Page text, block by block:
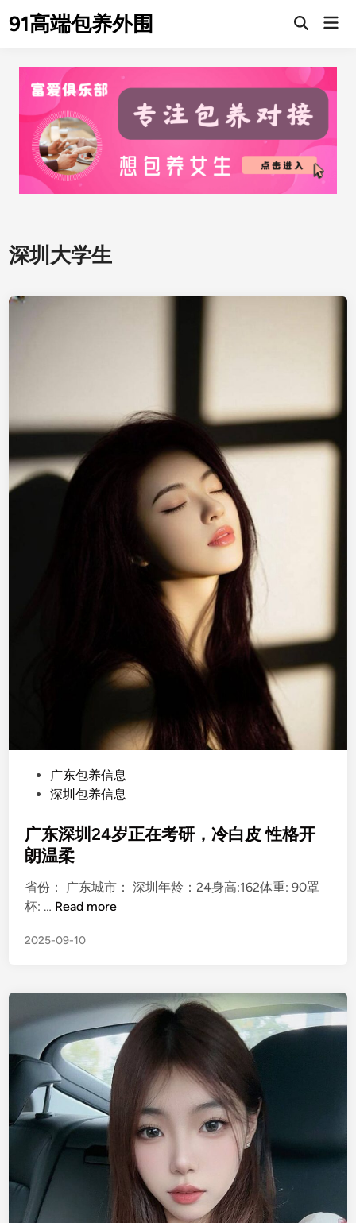
to91高端包养外围
深圳大学生
t
e
i
n
广东包养信息
深圳包养信息
广东深圳24岁正在考研，冷白皮 性格开
朗温柔
省份： 广东城市： 深圳年龄：24身高:162体重: 90罩
杯: … 广
深
岁
正
在
考
研
，
皮
Read more
2025-09-10